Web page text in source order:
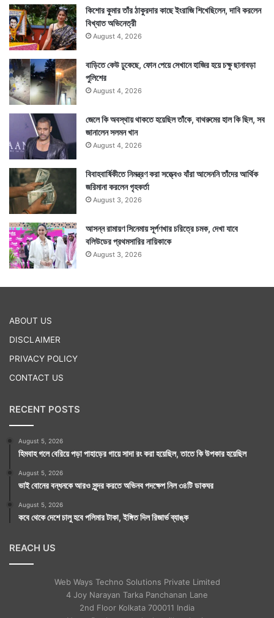
কিশোর কুমার তাঁর ঠাকুরদার কাছে ইংরাজি শিখেছিলেন, দাবি করলেন
বিখ্যাত অভিনেত্রী
August 4, 2026
বাড়িতে কেউ ঢুকেছে, ফোন পেয়ে সেখানে হাজির হয়ে চক্ষু ছানাবড়া
পুলিশের
August 4, 2026
জেলে কি অবস্থায় থাকতে হয়েছিল তাঁকে, বাথরুমের হাল কি ছিল, সব
জানালেন সলমন খান
August 4, 2026
বিবাহবার্ষিকীতে নিমন্ত্রণ করা সত্ত্বেও যাঁরা আসেননি তাঁদের আর্থিক
জরিমানা করলেন গৃহকর্তা
August 3, 2026
আসন্ন রামায়ণ সিনেমায় সূর্পণখার চরিত্রে চমক, দেখা যাবে
বলিউডের প্রথমসারির নায়িকাকে
August 3, 2026
ABOUT US
DISCLAIMER
PRIVACY POLICY
CONTACT US
RECENT POSTS
August 5, 2026
হিমবাহ গলে বেরিয়ে পড়া পাহাড়ের গায়ে সাদা রং করা হয়েছিল, তাতে কি উপকার হয়েছিল
August 5, 2026
ভাই বোনের বন্ধনকে আরও সুন্দর করতে অভিনব পদক্ষেপ নিল ৩৪টি ডাকঘর
August 5, 2026
কবে থেকে দেশে চালু হবে পলিমার টাকা, ইঙ্গিত দিল রিজার্ভ ব্যাঙ্ক
REACH US
Web Ways Techno Solutions Private Limited
4 Joy Narayan Tarka Panchanan Lane
2nd Floor Kolkata 700011 India